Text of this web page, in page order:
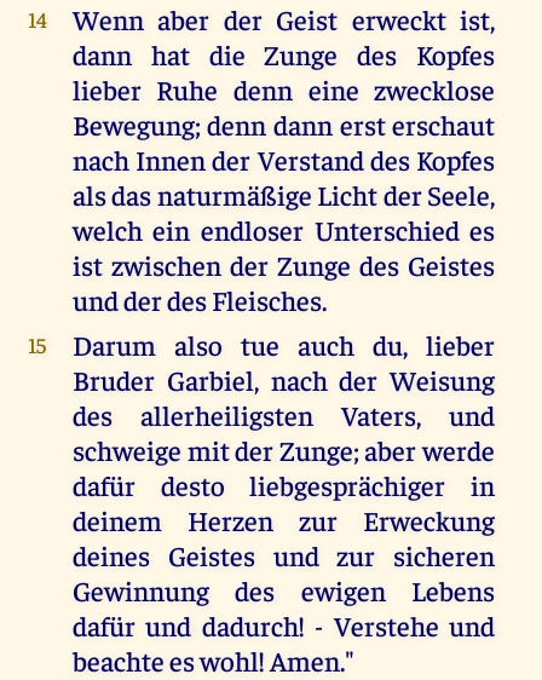
14
Wenn aber der Geist erweckt ist,
dann hat die Zunge des Kopfes
lieber Ruhe denn eine zwecklose
Bewegung; denn dann erst erschaut
nach Innen der Verstand des Kopfes
als das naturmäßige Licht der Seele,
welch ein endloser Unterschied es
ist zwischen der Zunge des Geistes
und der des Fleisches.
15
Darum also tue auch du, lieber
Bruder Garbiel, nach der Weisung
des allerheiligsten Vaters, und
schweige mit der Zunge; aber werde
dafür desto liebgesprächiger in
deinem Herzen zur Erweckung
deines Geistes und zur sicheren
Gewinnung des ewigen Lebens
dafür und dadurch! - Verstehe und
beachte es wohl! Amen."